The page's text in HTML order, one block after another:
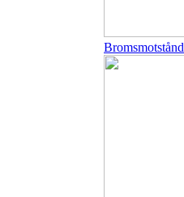
Bromsmotstånd